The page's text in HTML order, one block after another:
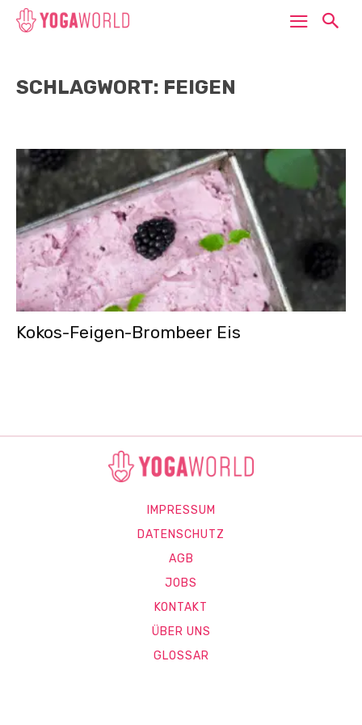
SCHLAGWORT: FEIGEN
Kokos-Feigen-Brombeer Eis
IMPRESSUM
DATENSCHUTZ
AGB
JOBS
KONTAKT
ÜBER UNS
GLOSSAR